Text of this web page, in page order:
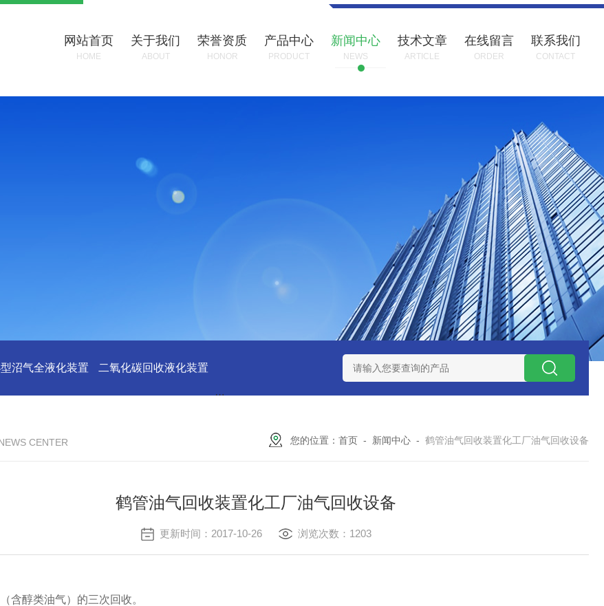
网站首页
HOME
关于我们
ABOUT
荣誉资质
HONOR
产品中心
PRODUCT
新闻中心
NEWS
技术文章
ARTICLE
在线留言
ORDER
联系我们
CONTACT
沼气全液化装置 二氧化碳回收液化装置 2万吨二氧化碳捕集液化装置 3万吨-100万吨撬装式煤层气脱酸气设备
CENTER 您的位置： 首页 - 新闻中心 - 鹤管油气回收装置化工厂油气回收设备
鹤管油气回收装置化工厂油气回收设备
更新时间：2017-10-26 浏览次数：1203
含醇类油气）的三次回收。